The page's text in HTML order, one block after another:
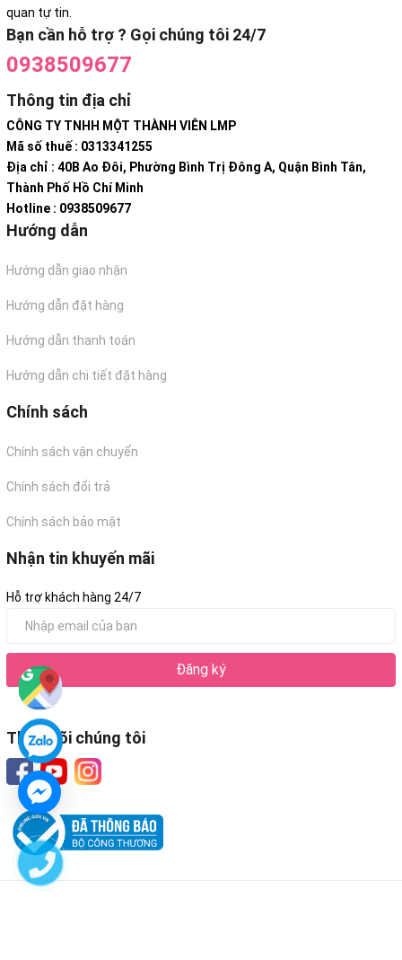
quan tự tin.
Bạn cần hỗ trợ ? Gọi chúng tôi 24/7
0938509677
Thông tin địa chỉ
CÔNG TY TNHH MỘT THÀNH VIÊN LMP
Mã số thuế : 0313341255
Địa chỉ : 40B Ao Đôi, Phường Bình Trị Đông A, Quận Bình Tân,
Thành Phố Hồ Chí Minh
Hotline : 0938509677
Hướng dẫn
Hướng dẫn giao nhận
Hướng dẫn đặt hàng
Hướng dẫn thanh toán
Hướng dẫn chi tiết đặt hàng
Chính sách
Chính sách vận chuyển
Chính sách đổi trả
Chính sách bảo mật
Nhận tin khuyến mãi
Hỗ trợ khách hàng 24/7
Đăng ký
Theo dõi chúng tôi